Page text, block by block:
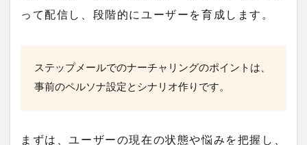
って配信し、段階的にユーザーを育成します。
ステップメールでのナーチャリングのポイントは、
事前のペルソナ設定とシナリオ作り です。
まずは、ユーザーの現在の状態や悩みを把握し、